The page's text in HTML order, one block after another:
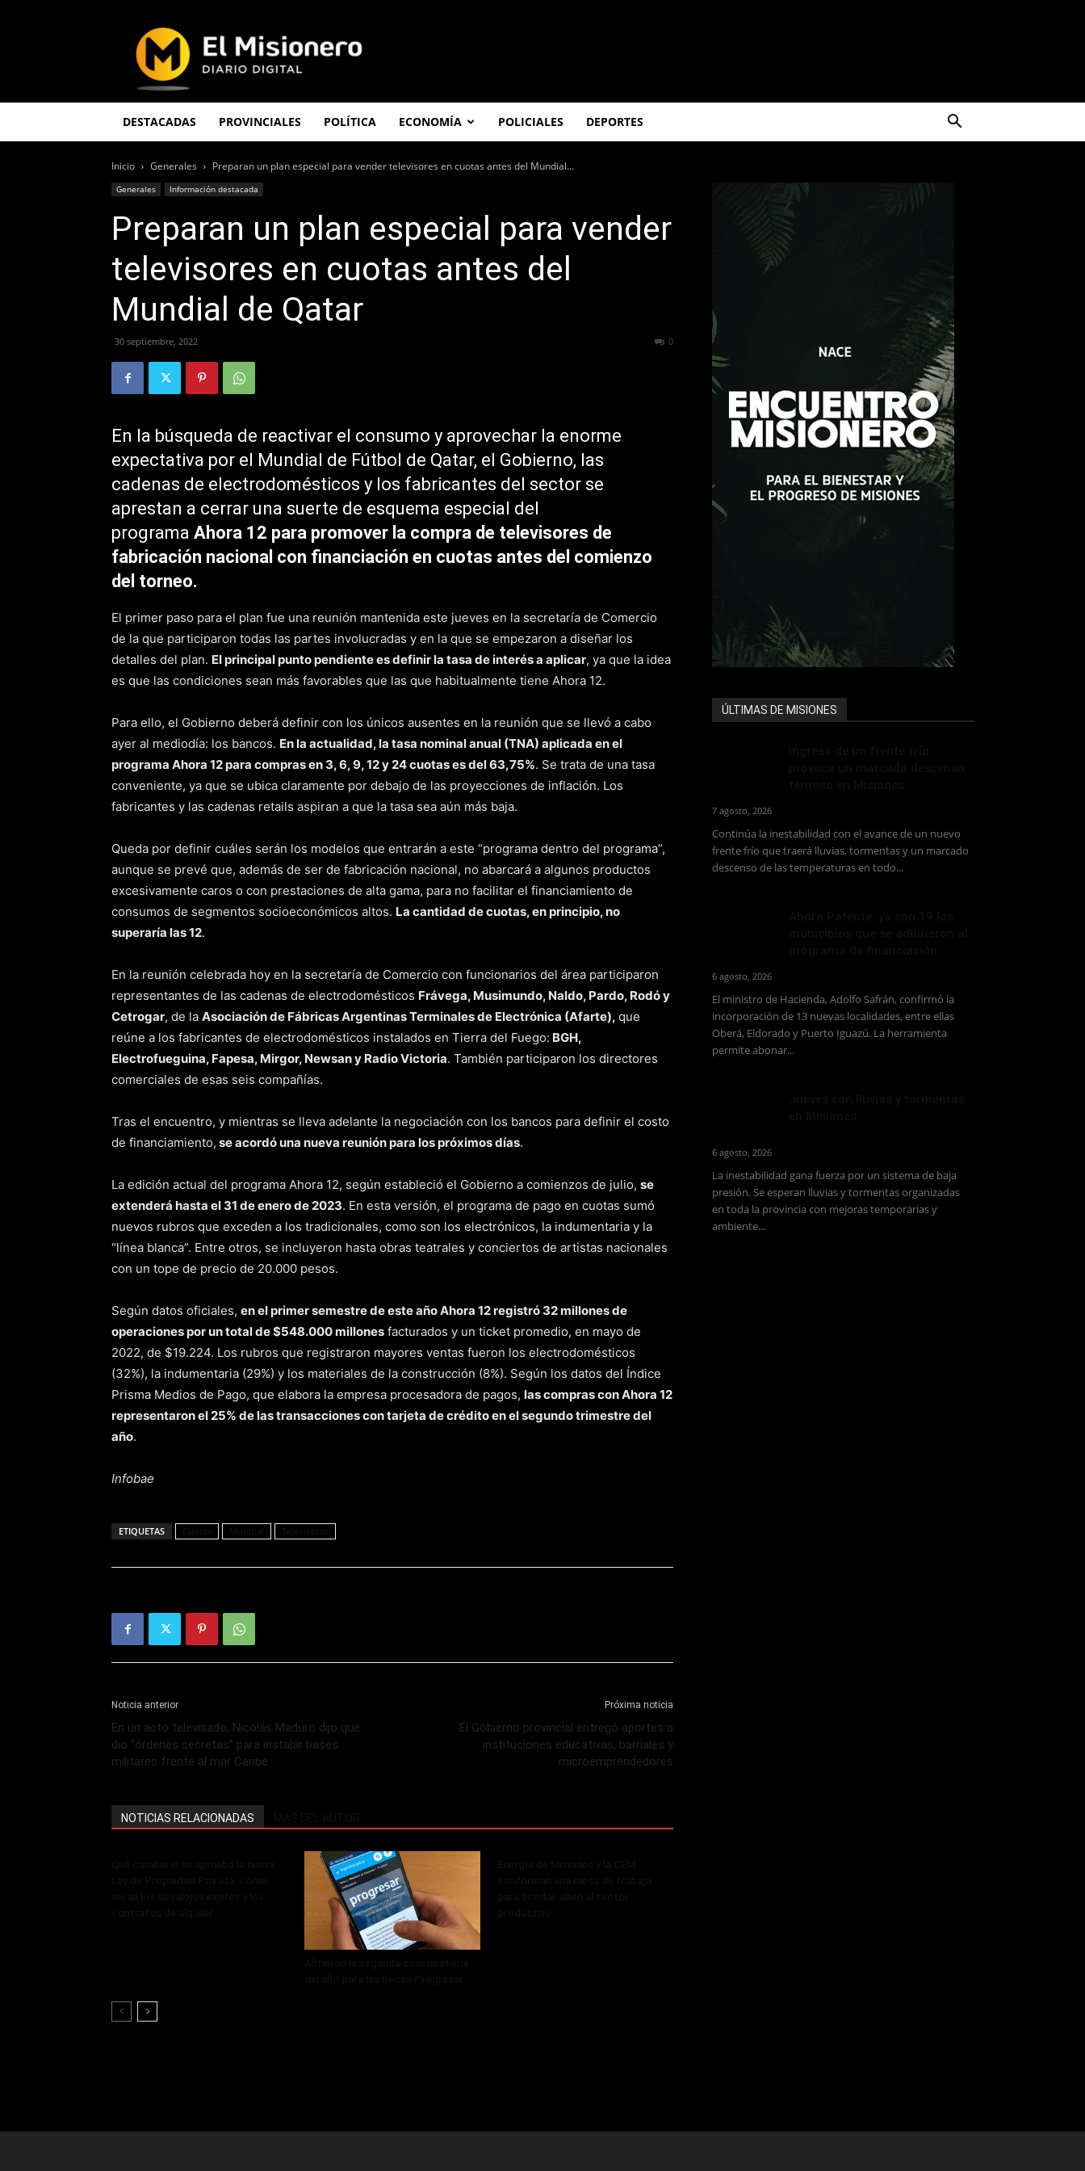
Misionero
DESTACADAS PROVINCIALES POLÍTICA ECONOMÍA POLICIALES DEPORTES
Inicio Generales Preparan un plan especial para vender televisores en cuotas antes del Mundial...
Generales Información destacada
Preparan un plan especial para vender
televisores en cuotas antes del
Mundial de Qatar
30 septiembre, 2022 0
En la búsqueda de reactivar el consumo y aprovechar la enorme
expectativa por el Mundial de Fútbol de Qatar, el Gobierno, las
cadenas de electrodomésticos y los fabricantes del sector se
aprestan a cerrar una suerte de esquema especial del
programa Ahora 12 para promover la compra de televisores de
fabricación nacional con financiación en cuotas antes del comienzo
del torneo.
El primer paso para el plan fue una reunión mantenida este jueves en la secretaría de Comercio
de la que participaron todas las partes involucradas y en la que se empezaron a diseñar los
detalles del plan. El principal punto pendiente es definir la tasa de interés a aplicar, ya que la idea
es que las condiciones sean más favorables que las que habitualmente tiene Ahora 12.
Para ello, el Gobierno deberá definir con los únicos ausentes en la reunión que se llevó a cabo
ayer al mediodía: los bancos. En la actualidad, la tasa nominal anual (TNA) aplicada en el
programa Ahora 12 para compras en 3, 6, 9, 12 y 24 cuotas es del 63,75%. Se trata de una tasa
conveniente, ya que se ubica claramente por debajo de las proyecciones de inflación. Los
fabricantes y las cadenas retails aspiran a que la tasa sea aún más baja.
Queda por definir cuáles serán los modelos que entrarán a este “programa dentro del programa”,
aunque se prevé que, además de ser de fabricación nacional, no abarcará a algunos productos
excesivamente caros o con prestaciones de alta gama, para no facilitar el financiamiento de
consumos de segmentos socioeconómicos altos. La cantidad de cuotas, en principio, no
superaría las 12.
En la reunión celebrada hoy en la secretaría de Comercio con funcionarios del área participaron
representantes de las cadenas de electrodomésticos Frávega, Musimundo, Naldo, Pardo, Rodó y
Cetrogar, de la Asociación de Fábricas Argentinas Terminales de Electrónica (Afarte), que
reúne a los fabricantes de electrodomésticos instalados en Tierra del Fuego: BGH,
Electrofueguina, Fapesa, Mirgor, Newsan y Radio Victoria. También participaron los directores
comerciales de esas seis compañías.
Tras el encuentro, y mientras se lleva adelante la negociación con los bancos para definir el costo
de financiamiento, se acordó una nueva reunión para los próximos días.
La edición actual del programa Ahora 12, según estableció el Gobierno a comienzos de julio, se
extenderá hasta el 31 de enero de 2023. En esta versión, el programa de pago en cuotas sumó
nuevos rubros que exceden a los tradicionales, como son los electrónicos, la indumentaria y la
“línea blanca”. Entre otros, se incluyeron hasta obras teatrales y conciertos de artistas nacionales
con un tope de precio de 20.000 pesos.
Según datos oficiales, en el primer semestre de este año Ahora 12 registró 32 millones de
operaciones por un total de $548.000 millones facturados y un ticket promedio, en mayo de
2022, de $19.224. Los rubros que registraron mayores ventas fueron los electrodomésticos
(32%), la indumentaria (29%) y los materiales de la construcción (8%). Según los datos del Índice
Prisma Medios de Pago, que elabora la empresa procesadora de pagos, las compras con Ahora 12
representaron el 25% de las transacciones con tarjeta de crédito en el segundo trimestre del
año.
Infobae
ETIQUETAS
Noticia anterior
En un acto televisado, Nicolás Maduro dijo que
dio “órdenes secretas” para instalar bases
militares frente al mar Caribe
Próxima noticia
El Gobierno provincial entregó aportes a
instituciones educativas, barriales y
microemprendedores
NOTICIAS RELACIONADAS
ÚLTIMAS DE MISIONES
7 agosto, 2026
Continúa la inestabilidad con el avance de un nuevo
frente frío que traerá lluvias, tormentas y un marcado
descenso de las temperaturas en todo...
6 agosto, 2026
El ministro de Hacienda, Adolfo Safrán, confirmó la
incorporación de 13 nuevas localidades, entre ellas
Oberá, Eldorado y Puerto Iguazú. La herramienta
permite abonar...
6 agosto, 2026
La inestabilidad gana fuerza por un sistema de baja
presión. Se esperan lluvias y tormentas organizadas
en toda la provincia con mejoras temporarias y
ambiente...